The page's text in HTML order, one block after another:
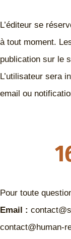
L’éditeur se
à tout moment.
publication sur le
L’utilisateur sera
email ou
Pour toute
Email :
contact@human-